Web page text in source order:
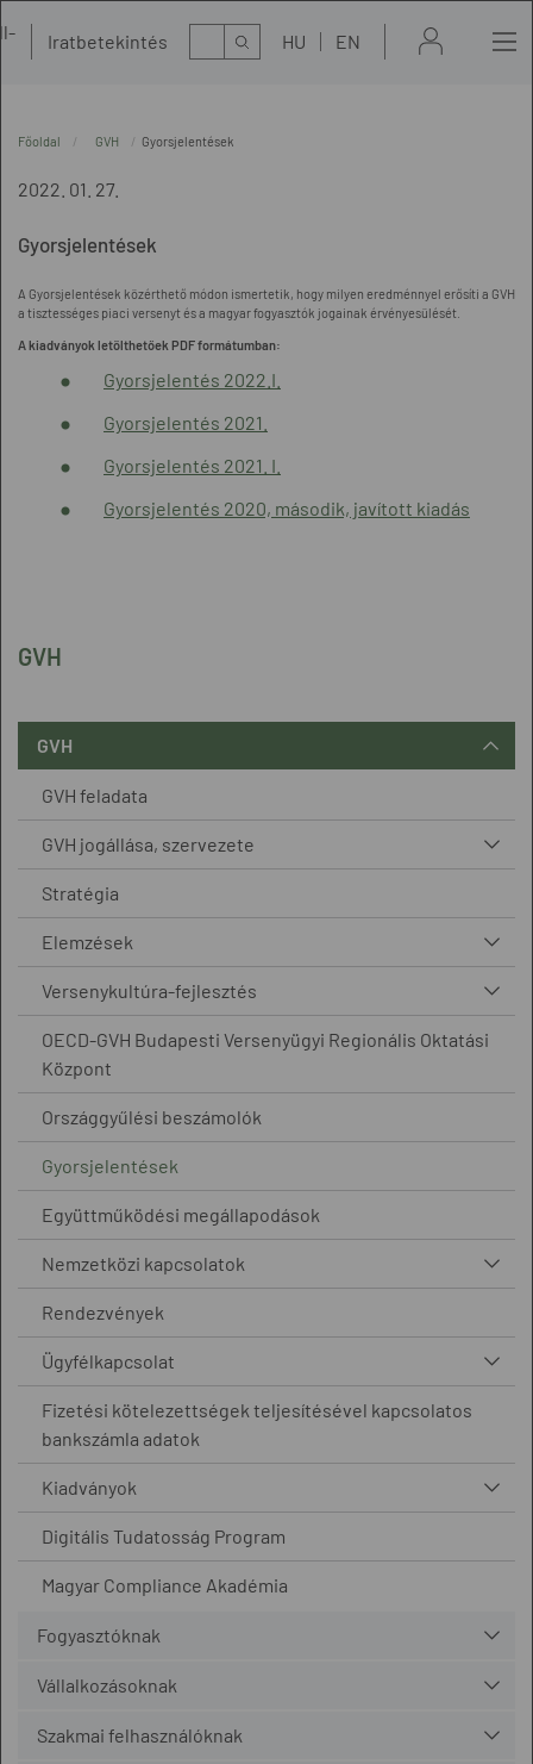
Iratbetekintés Kereső HU EN
GVH
GVH
GVH feladata
GVH jogállása, szervezete
Stratégia
Elemzések
Versenykultúra-fejlesztés
OECD-GVH Budapesti Versenyügyi Regionális Oktatási
Központ
Országgyűlési beszámolók
Gyorsjelentések
Együttműködési megállapodások
Nemzetközi kapcsolatok
Rendezvények
Ügyfélkapcsolat
Fizetési kötelezettségek teljesítésével kapcsolatos
bankszámla adatok
Kiadványok
Digitális Tudatosság Program
Magyar Compliance Akadémia
Fogyasztóknak
Vállalkozásoknak
Szakmai felhasználóknak
Főoldal GVH Gyorsjelentések
2022. 01. 27.
Gyorsjelentések
A Gyorsjelentések közérthető módon ismertetik, hogy milyen eredménnyel erősíti a GVH
a tisztességes piaci versenyt és a magyar fogyasztók jogainak érvényesülését.
A kiadványok letölthetőek PDF formátumban:
Gyorsjelentés 2022.I.
Gyorsjelentés 2021.
Gyorsjelentés 2021. I.
Gyorsjelentés 2020, második, javított kiadás